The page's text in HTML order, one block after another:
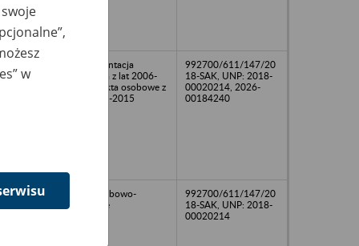
dokumentacja
płacowa z lat 2006-
2015, akta osobowe z
lat 2008-2015
992700/611/147/20
18-SAK, UNP: 2018-
00020214, 2026-
00184240
akta osobowo-
płacowe
992700/611/147/20
18-SAK, UNP: 2018-
00020214
w